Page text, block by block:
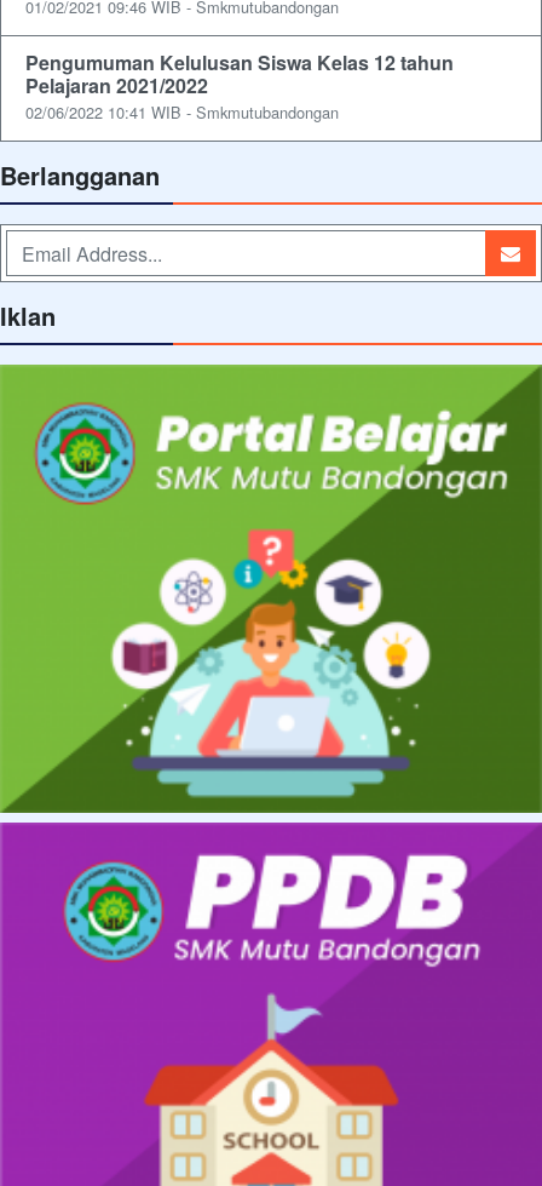
01/02/2021 09:46 WIB - Smkmutubandongan
Pengumuman Kelulusan Siswa Kelas 12 tahun
Pelajaran 2021/2022
02/06/2022 10:41 WIB - Smkmutubandongan
Berlangganan
Iklan